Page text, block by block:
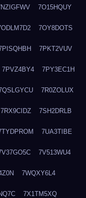
7O15HQUY
7OY8DOTS
7PKT2VUV
7PVZ4BY4 7PY3EC1H
7R0ZOLUX
7RX9CIDZ 7SH2DRLB
7UA3TIBE
7V513WU4
7WQXY6L4
7X1TM5XQ